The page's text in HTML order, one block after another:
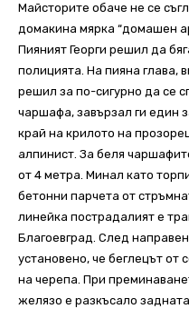
Майсторите обаче не се
домакина мярка “домашен
Пияният Георги решил да
полицията. На пияна глава,
решил за по-сигурно да се
чаршафа, завързал ги един
край на крилото на
алпинист. За беля
от 4 метра. Минал като
бетонни парчета от
линейка пострадалият е
Благоевград. След
установено, че беглецът от
на черепа. При
желязо е разкъсало